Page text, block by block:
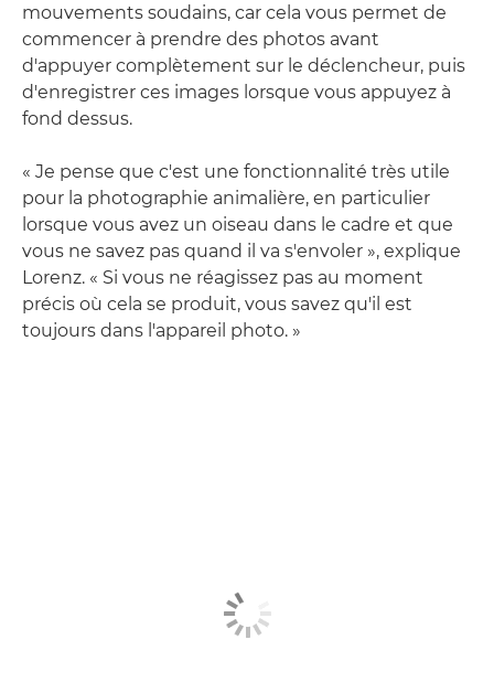
mouvements soudains, car cela vous permet de
commencer à prendre des photos avant
d'appuyer complètement sur le déclencheur, puis
d'enregistrer ces images lorsque vous appuyez à
fond dessus.
« Je pense que c'est une fonctionnalité très utile
pour la photographie animalière, en particulier
lorsque vous avez un oiseau dans le cadre et que
vous ne savez pas quand il va s'envoler », explique
Lorenz. « Si vous ne réagissez pas au moment
précis où cela se produit, vous savez qu'il est
toujours dans l'appareil photo. »